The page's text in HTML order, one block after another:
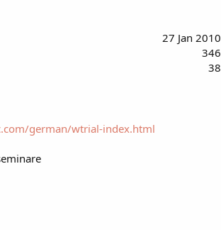
27 Jan 2010
346
38
german/wtrial-index.html